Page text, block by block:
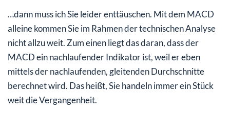
…dann muss ich Sie leider enttäuschen. Mit dem MACD
alleine kommen Sie im Rahmen der technischen Analyse
nicht allzu weit. Zum einen liegt das daran, dass der
MACD ein nachlaufender Indikator ist, weil er eben
mittels der nachlaufenden, gleitenden Durchschnitte
berechnet wird. Das heißt, Sie handeln immer ein Stück
weit die Vergangenheit.